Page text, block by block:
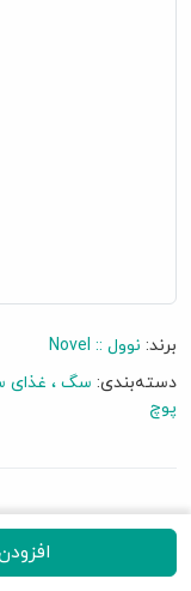
برند: نوول :: Novel
دسته‌بندی: سگ غذای
پوچ